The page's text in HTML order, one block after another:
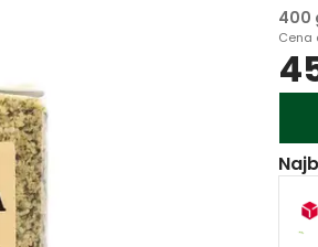
400
Cena